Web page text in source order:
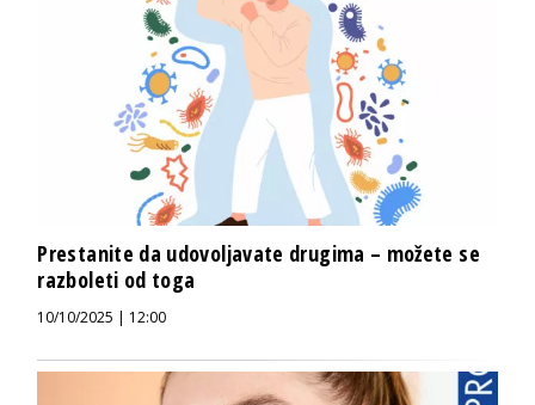
Prestanite da udovoljavate drugima – možete se
razboleti od toga
10/10/2025 | 12:00